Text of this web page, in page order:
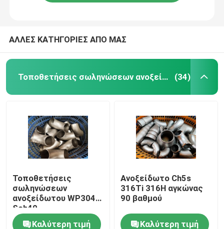
ΑΛΛΕΣ ΚΑΤΗΓΟΡΙΕΣ ΑΠΟ ΜΑΣ
Τοποθετήσεις σωληνώσεων ανοξείδωτου (34)
Τοποθετήσεις
σωληνώσεων
ανοξείδωτου WP304
Sch40
Καλύτερη τιμή
Ανοξείδωτο Ch5s
316Ti 316H αγκώνας
90 βαθμού
Καλύτερη τιμή